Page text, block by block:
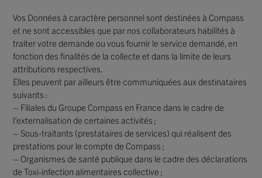
Vos Données à caractère personnel sont destinées à Compass
et ne sont accessibles que par nos collaborateurs habilités à
traiter votre demande ou vous fournir le service demandé, en
fonction des finalités de la collecte et dans la limite de leurs
attributions respectives.
Elles peuvent par ailleurs être communiquées aux destinataires
suivants :
– Filiales du Groupe Compass en France dans le cadre de
l’externalisation de certaines activités ;
– Sous-traitants (prestataires de services) qui réalisent des
prestations pour le compte de Compass ;
– Organismes de santé publique dans le cadre des déclarations
de Toxi-infection alimentaires collective ;